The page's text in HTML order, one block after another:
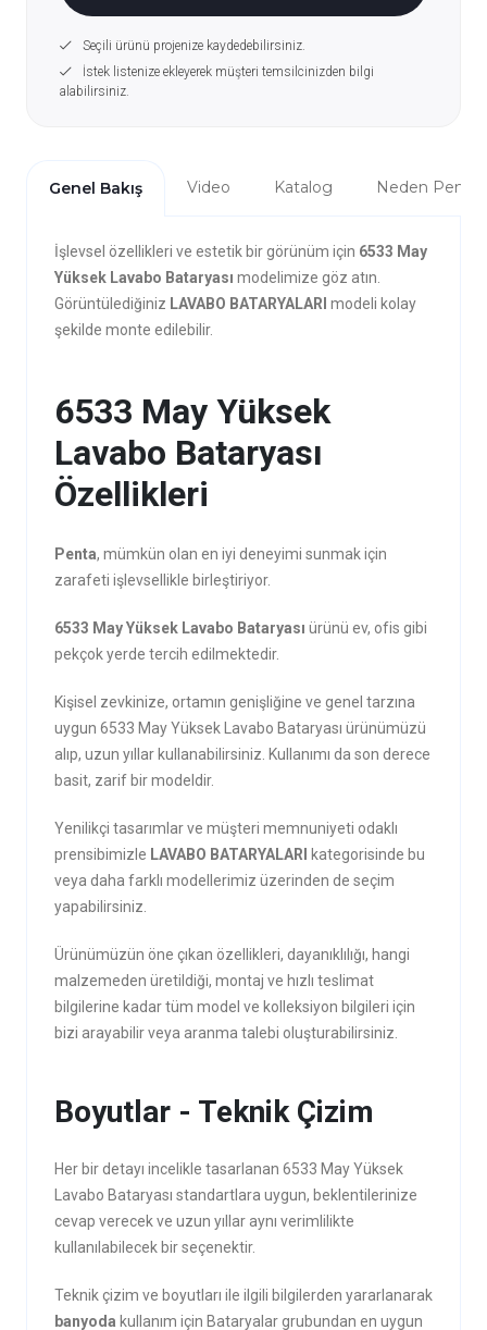
Seçili ürünü projenize kaydedebilirsiniz.
İstek listenize ekleyerek müşteri temsilcinizden bilgi
alabilirsiniz.
Genel Bakış Video Katalog Neden Penta?
İşlevsel özellikleri ve estetik bir görünüm için 6533 May
Yüksek Lavabo Bataryası modelimize göz atın.
Görüntülediğiniz LAVABO BATARYALARI modeli kolay
şekilde monte edilebilir.
6533 May Yüksek
Lavabo Bataryası
Özellikleri
Penta, mümkün olan en iyi deneyimi sunmak için
zarafeti işlevsellikle birleştiriyor.
6533 May Yüksek Lavabo Bataryası ürünü ev, ofis gibi
pekçok yerde tercih edilmektedir.
Kişisel zevkinize, ortamın genişliğine ve genel tarzına
uygun 6533 May Yüksek Lavabo Bataryası ürünümüzü
alıp, uzun yıllar kullanabilirsiniz. Kullanımı da son derece
basit, zarif bir modeldir.
Yenilikçi tasarımlar ve müşteri memnuniyeti odaklı
prensibimizle LAVABO BATARYALARI
kategorisinde bu
veya daha farklı modellerimiz üzerinden de seçim
yapabilirsiniz.
Ürünümüzün öne çıkan özellikleri, dayanıklılığı, hangi
malzemeden üretildiği, montaj ve hızlı teslimat
bilgilerine kadar tüm model ve kolleksiyon bilgileri için
bizi arayabilir veya aranma talebi oluşturabilirsiniz.
Boyutlar - Teknik Çizim
Her bir detayı incelikle tasarlanan 6533 May Yüksek
Lavabo Bataryası standartlara uygun, beklentilerinize
cevap verecek ve uzun yıllar aynı verimlilikte
kullanılabilecek bir seçenektir.
Teknik çizim ve boyutları ile ilgili bilgilerden yararlanarak
banyoda kullanım için Bataryalar grubundan en uygun